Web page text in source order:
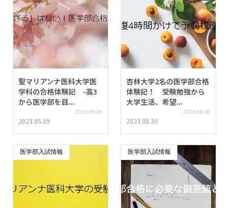
聖マリアンナ医科大学医
学科の合格体験記 -高3
から医学部を目...
2023.05.09
2023.05.09
杏林大学2名の医学部合格
体験記！ 受験勉強から
大学生活、希望...
2023.08.30
2023.08.30
医学部入試情報 医学部入試情報